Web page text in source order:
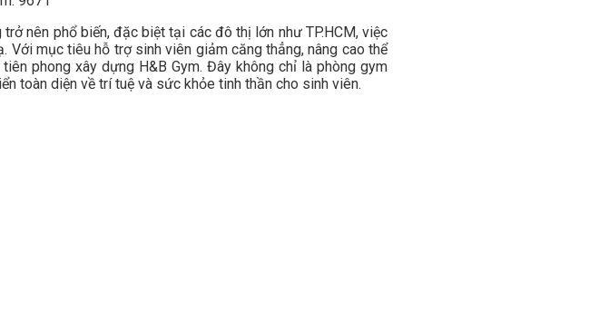
nên phổ biến, đặc biệt tại các đô thị lớn như TP.HCM, việc
Với mục tiêu hỗ trợ sinh viên giảm căng thẳng, nâng cao thể
phong xây dựng H&B Gym. Đây không chỉ là phòng gym
toàn diện về trí tuệ và sức khỏe tinh thần cho sinh viên.